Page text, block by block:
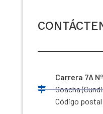
Carrera 7A
Soacha
Código postal